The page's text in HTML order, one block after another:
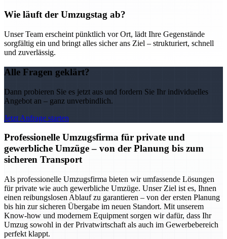
Wie läuft der Umzugstag ab?
Unser Team erscheint pünktlich vor Ort, lädt Ihre Gegenstände
sorgfältig ein und bringt alles sicher ans Ziel – strukturiert, schnell
und zuverlässig.
Alle Fragen geklärt?
Dann probieren Sie es jetzt aus und fordern Sie Ihr individuelles
Angebot an – ganz unverbindlich.
Jetzt Anfrage starten
Professionelle Umzugsfirma für private und
gewerbliche Umzüge – von der Planung bis zum
sicheren Transport
Als professionelle Umzugsfirma bieten wir umfassende Lösungen
für private wie auch gewerbliche Umzüge. Unser Ziel ist es, Ihnen
einen reibungslosen Ablauf zu garantieren – von der ersten Planung
bis hin zur sicheren Übergabe im neuen Standort. Mit unserem
Know-how und modernem Equipment sorgen wir dafür, dass Ihr
Umzug sowohl in der Privatwirtschaft als auch im Gewerbebereich
perfekt klappt.